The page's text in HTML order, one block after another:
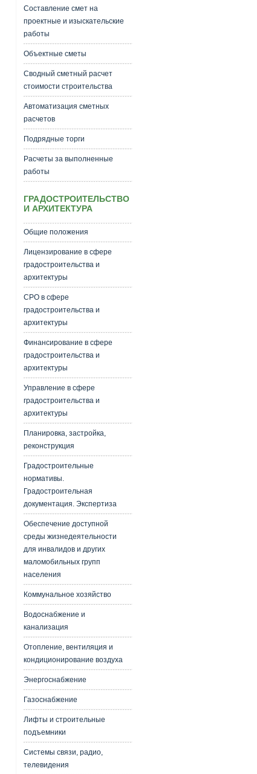
Составление смет на
проектные и изыскательские
работы
Объектные сметы
Сводный сметный расчет
стоимости строительства
Автоматизация сметных
расчетов
Подрядные торги
Расчеты за выполненные
работы
ГРАДОСТРОИТЕЛЬСТВО
И АРХИТЕКТУРА
Общие положения
Лицензирование в сфере
градостроительства и
архитектуры
СРО в сфере
градостроительства и
архитектуры
Финансирование в сфере
градостроительства и
архитектуры
Управление в сфере
градостроительства и
архитектуры
Планировка, застройка,
реконструкция
Градостроительные
нормативы.
Градостроительная
документация. Экспертиза
Обеспечение доступной
среды жизнедеятельности
для инвалидов и других
маломобильных групп
населения
Коммунальное хозяйство
Водоснабжение и
канализация
Отопление, вентиляция и
кондиционирование воздуха
Энергоснабжение
Газоснабжение
Лифты и строительные
подъемники
Системы связи, радио,
телевидения